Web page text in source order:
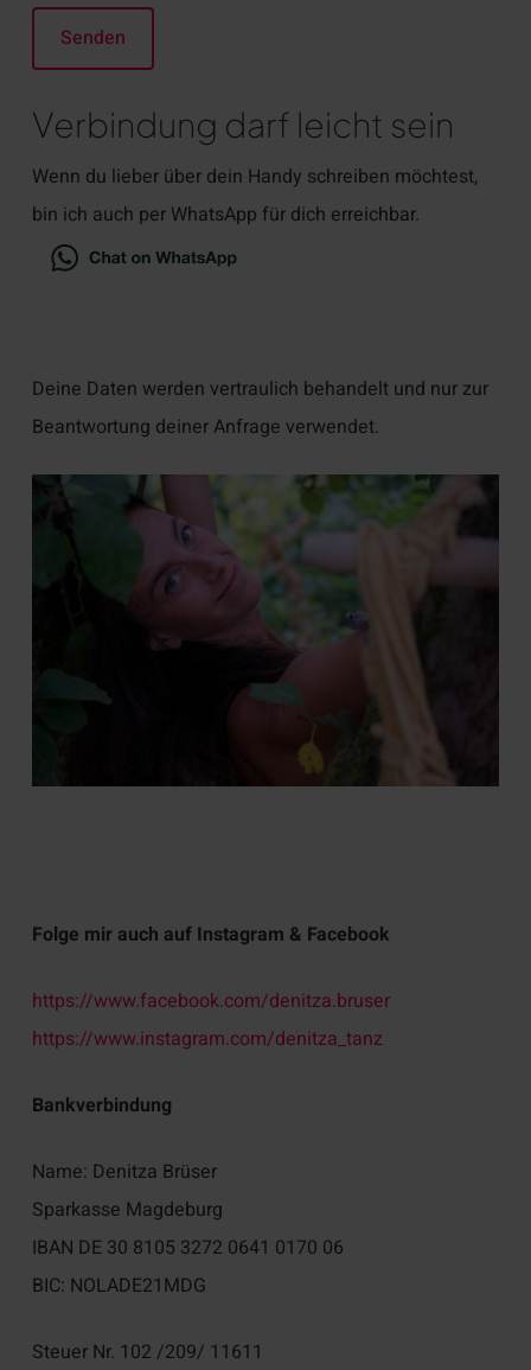
Verbindung darf leicht sein
Wenn du lieber über dein Handy schreiben möchtest,
bin ich auch per WhatsApp für dich erreichbar.
Deine Daten werden vertraulich behandelt und nur zur
Beantwortung deiner Anfrage verwendet.
Folge mir auch auf Instagram & Facebook
https://www.facebook.com/denitza.bruser
https://www.instagram.com/denitza_tanz
Bankverbindung
Name: Denitza Brüser
Sparkasse Magdeburg
IBAN DE 30 8105 3272 0641 0170 06
BIC: NOLADE21MDG
Steuer Nr. 102 /209/ 11611